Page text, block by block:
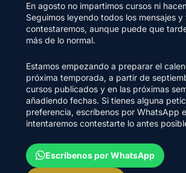
En agosto no impartimos cursos ni
Seguimos leyendo todos los mensajes y
contestaremos, aunque puede que
más de lo normal.
Estamos empezando a preparar el
próxima temporada, a partir de
cursos publicados y en las próximas
añadiendo fechas. Si tienes alguna
preferencia, escríbenos por WhatsApp e
intentaremos contestarte lo antes
Escríbenos por WhatsApp